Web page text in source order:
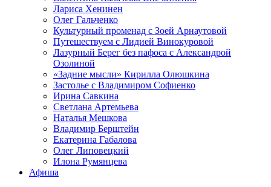
Лариса Хенинен
Олег Гальченко
Культурный променад с Зоей Арнаутовой
Путешествуем с Лидией Винокуровой
Лазурный Берег без пафоса с Александрой
Озолиной
«Задние мысли» Кирилла Олюшкина
Застолье с Владимиром Софиенко
Ирина Савкина
Светлана Артемьева
Наталья Мешкова
Владимир Берштейн
Екатерина Габалова
Олег Липовецкий
Илона Румянцева
Афиша